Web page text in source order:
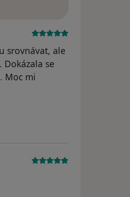
srovnávat, ale
se
Moc mi